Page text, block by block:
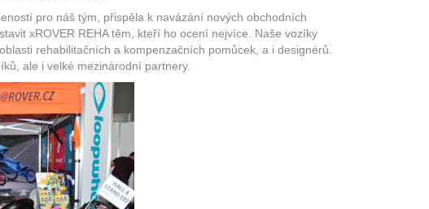
pro náš tým, přispěla k navázání nových obchodních
xROVER REHA těm, kteří ho ocení nejvíce. Naše vozíky
rehabilitačních a kompenzačních pomůcek, a i designérů.
ale i velké mezinárodní partnery.